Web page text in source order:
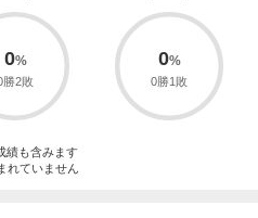
0
勝2敗
0
0勝1敗
績も含みます
れていません